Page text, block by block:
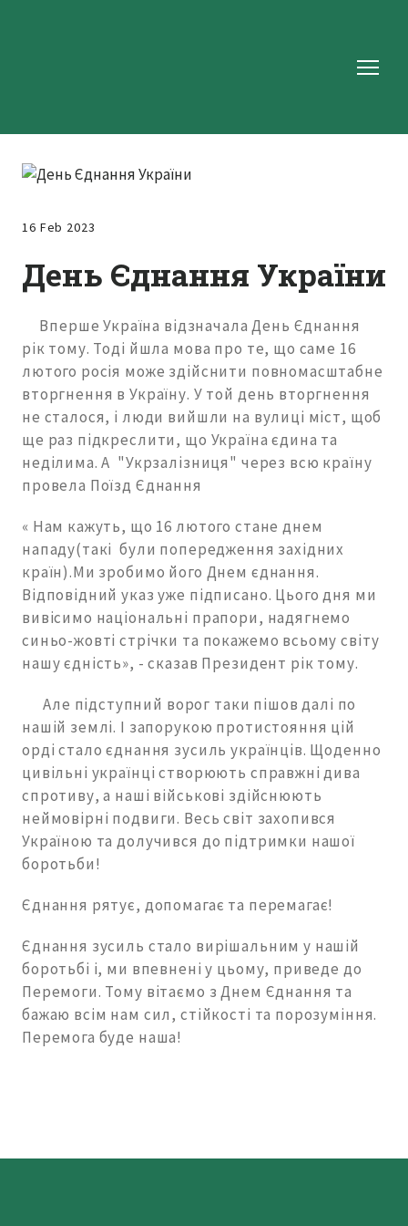
16 Feb 2023
День Єднання України
Вперше Україна відзначала День Єднання
рік тому. Тоді йшла мова про те, що саме 16
лютого росія може здійснити повномасштабне
вторгнення в Україну. У той день вторгнення
не сталося, і люди вийшли на вулиці міст, щоб
ще раз підкреслити, що Україна єдина та
неділима. А "Укрзалізниця" через всю країну
провела Поїзд Єднання
« Нам кажуть, що 16 лютого стане днем
нападу(такі були попередження західних
країн).Ми зробимо його Днем єднання.
Відповідний указ уже підписано. Цього дня ми
вивісимо національні прапори, надягнемо
синьо-жовті стрічки та покажемо всьому світу
нашу єдність», - сказав Президент рік тому.
Але підступний ворог таки пішов далі по
нашій землі. І запорукою протистояння цій
орді стало єднання зусиль українців. Щоденно
цивільні українці створюють справжні дива
спротиву, а наші військові здійснюють
неймовірні подвиги. Весь світ захопився
Україною та долучився до підтримки нашої
боротьби!
Єднання рятує, допомагає та перемагає!
Єднання зусиль стало вирішальним у нашій
боротьбі і, ми впевнені у цьому, приведе до
Перемоги. Тому вітаємо з Днем Єднання та
бажаю всім нам сил, стійкості та порозуміння.
Перемога буде наша!